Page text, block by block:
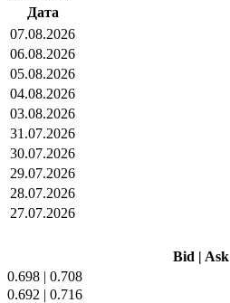
Дата
07.08.2026
06.08.2026
05.08.2026
04.08.2026
03.08.2026
31.07.2026
30.07.2026
29.07.2026
28.07.2026
27.07.2026
Bid | Ask
0.698 | 0.708
0.692 | 0.716